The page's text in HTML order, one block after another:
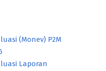
(Monev) P2M
Laporan